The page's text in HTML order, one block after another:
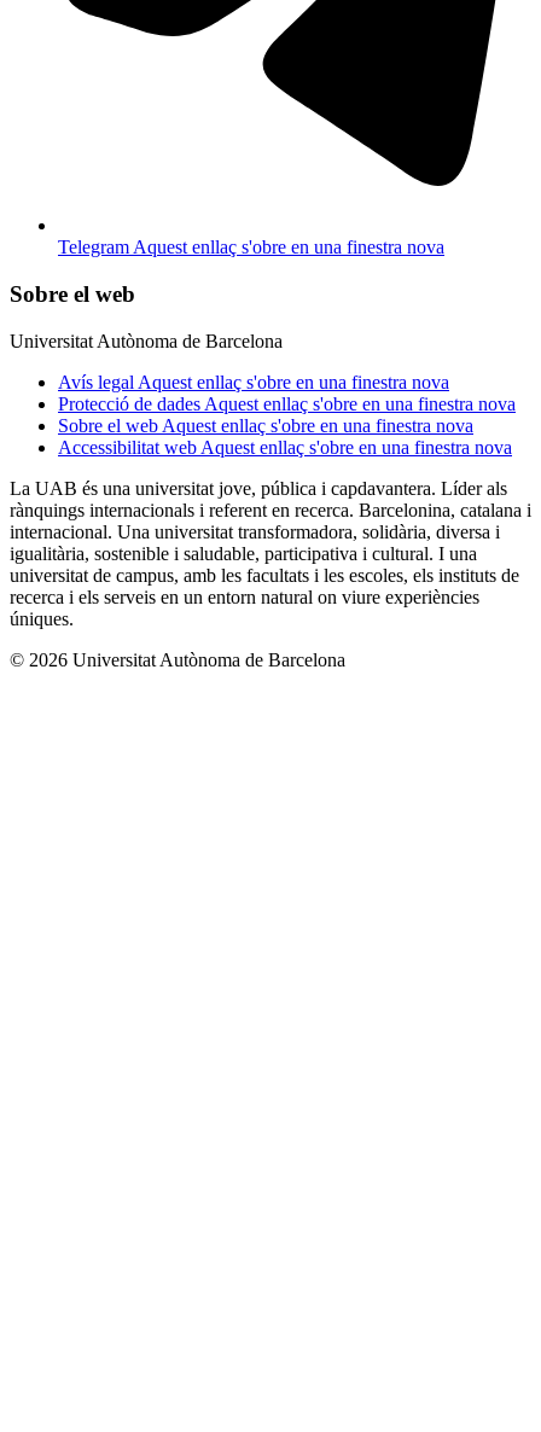
TelegramAquest enllaç s'obre en una finestra nova
Sobre el web
Universitat Autònoma de Barcelona
Avís legal Aquest enllaç s'obre en una finestra nova
Protecció de dades Aquest enllaç s'obre en una finestra nova
Sobre el web Aquest enllaç s'obre en una finestra nova
Accessibilitat web Aquest enllaç s'obre en una finestra nova
La UAB és una universitat jove, pública i capdavantera. Líder als
rànquings internacionals i referent en recerca. Barcelonina, catalana i
internacional. Una universitat transformadora, solidària, diversa i
igualitària, sostenible i saludable, participativa i cultural. I una
universitat de campus, amb les facultats i les escoles, els instituts de
recerca i els serveis en un entorn natural on viure experiències
úniques.
© 2026 Universitat Autònoma de Barcelona